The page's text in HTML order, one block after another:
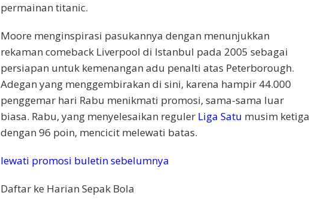
permainan titanic.
Moore menginspirasi pasukannya dengan menunjukkan
rekaman comeback Liverpool di Istanbul pada 2005 sebagai
persiapan untuk kemenangan adu penalti atas Peterborough.
Adegan yang menggembirakan di sini, karena hampir 44.000
penggemar hari Rabu menikmati promosi, sama-sama luar
biasa. Rabu, yang menyelesaikan reguler Liga Satu musim ketiga
dengan 96 poin, mencicit melewati batas.
lewati promosi buletin sebelumnya
Daftar ke Harian Sepak Bola